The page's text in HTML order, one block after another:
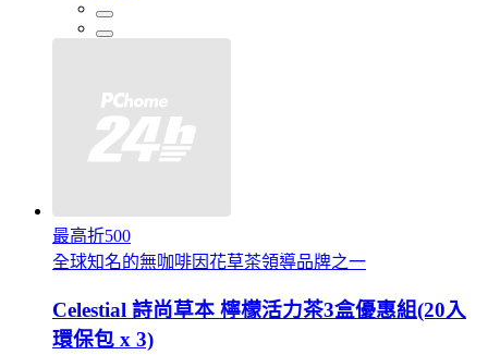
最高折500
全球知名的無咖啡因花草茶領導品牌之一
Celestial 詩尚草本 檸檬活力茶3盒優惠組(20入
環保包 x 3)